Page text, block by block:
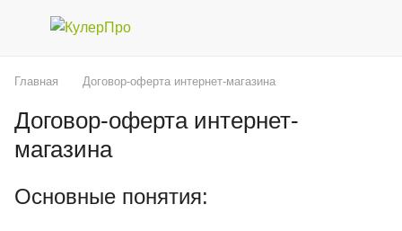
Главная Договор-оферта интернет-магазина
Договор-оферта интернет-
магазина
Основные понятия: